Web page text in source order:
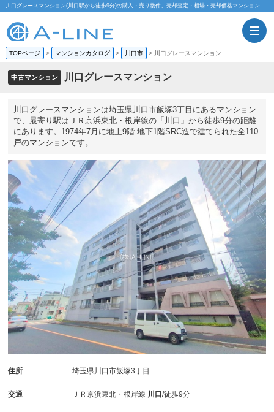
川口グレースマンション(川口駅から徒歩9分)の購入・売り物件、売却査定・相場・売却価格マンション情報｜株式会社A-LINE
TOPページ > マンションカタログ > 川口市 > 川口グレースマンション
中古マンション 川口グレースマンション
川口グレースマンションは埼玉県川口市飯塚3丁目にあるマンション
で、最寄り駅はＪＲ京浜東北・根岸線の「川口」から徒歩9分の距離
にあります。1974年7月に地上9階 地下1階SRC造で建てられた全110
戸のマンションです。
住所 埼玉県川口市飯塚3丁目
交通 ＪＲ京浜東北・根岸線 川口/徒歩9分